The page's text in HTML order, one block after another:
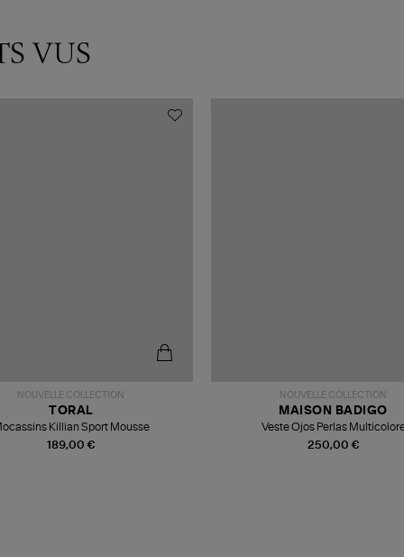
VUS
NOUVELLE COLLECTION
189,00 €
TORAL
Killian Sport Mousse
NOUVELLE COLLECTION
250,00 €
MAISON BADIGO
Veste Ojos Perlas